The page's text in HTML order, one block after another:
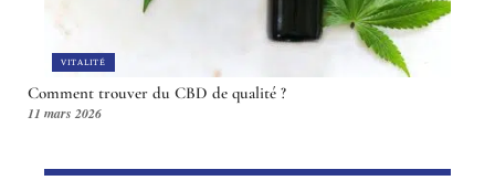
VITALITÉ
Comment trouver du CBD de qualité ?
11 mars 2026